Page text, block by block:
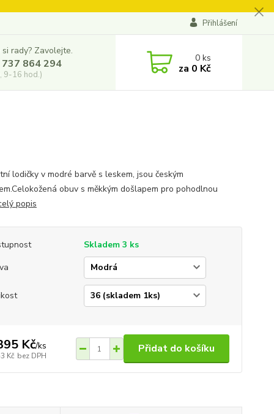
Přihlášení
rady? Zavolejte.
864 294
9-16 hod.)
0ks
za 0 Kč
lodičky v modré barvě s leskem, jsou českým
obuv s měkkým došlapem pro pohodlnou
popis
Skladem 3 ks
Kč/ks
Kč bez DPH
Přidat do košíku